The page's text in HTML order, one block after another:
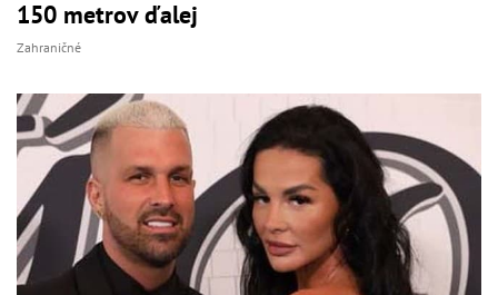
150 metrov ďalej
Zahraničné